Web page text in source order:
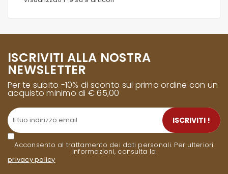
ISCRIVITI ALLA NOSTRA
NEWSLETTER
Per te subito -10% di sconto sul primo ordine con un
acquisto minimo di € 65,00
Acconsento al trattamento dei dati personali. Per ulteriori
informazioni, consulta la
privacy policy.
ISCRIVITI !